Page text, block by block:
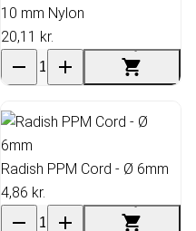
10 mm Nylon
20,11 kr.
Radish PPM Cord - Ø 6mm
4,86 kr.